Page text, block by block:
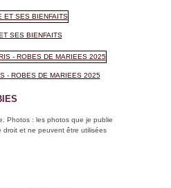
SES BIENFAITS
- ROBES DE MARIEES 2025
Photos : les photos que je publie
droit et ne peuvent être utilisées